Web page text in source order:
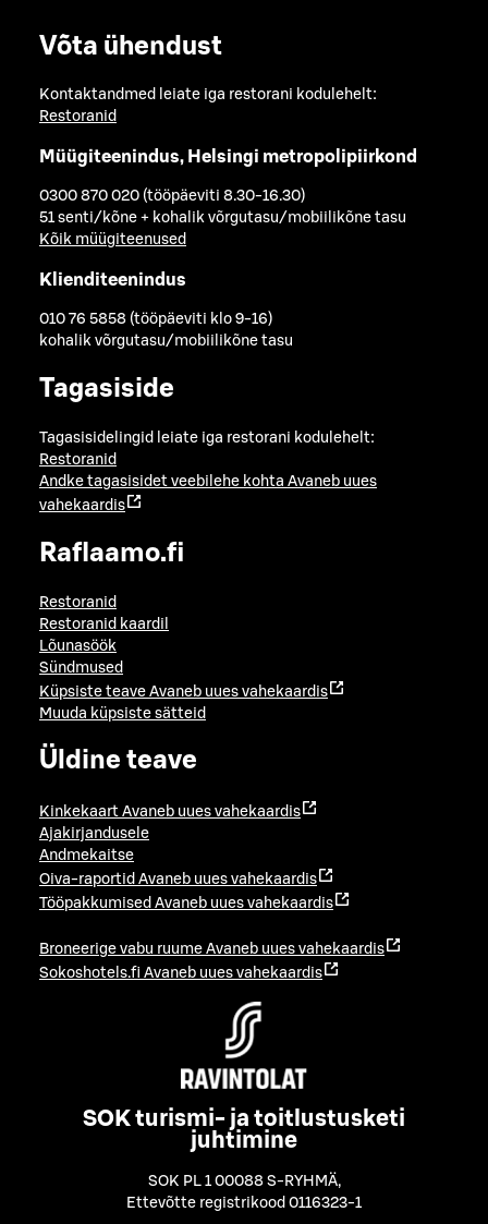
Võta ühendust
Kontaktandmed leiate iga restorani kodulehelt:
Restoranid
Müügiteenindus, Helsingi metropolipiirkond
0300 870 020 (tööpäeviti 8.30-16.30)
51 senti/kõne + kohalik võrgutasu/mobiilikõne tasu
Kõik müügiteenused
Klienditeenindus
010 76 5858 (tööpäeviti klo 9-16)
kohalik võrgutasu/mobiilikõne tasu
Tagasiside
Tagasisidelingid leiate iga restorani kodulehelt:
Restoranid
Andke tagasisidet veebilehe kohta Avaneb uues
vahekaardis
Raflaamo.fi
Restoranid
Restoranid kaardil
Lõunasöök
Sündmused
Küpsiste teave Avaneb uues vahekaardis
Muuda küpsiste sätteid
Üldine teave
Kinkekaart Avaneb uues vahekaardis
Ajakirjandusele
Andmekaitse
Oiva-raportid Avaneb uues vahekaardis
Tööpakkumised Avaneb uues vahekaardis
Broneerige vabu ruume Avaneb uues vahekaardis
Sokoshotels.fi Avaneb uues vahekaardis
SOK turismi- ja toitlustusketi
juhtimine
SOK PL 1 00088 S-RYHMÄ,
Ettevõtte registrikood 0116323-1